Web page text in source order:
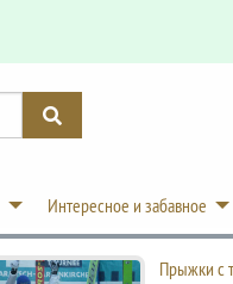
Интересное и забавное
Прыжки с